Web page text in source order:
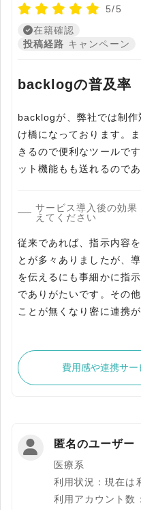
5/5
在籍確認
投稿経路 キャンペーン
backlogの普及率
backlogが、弊社では制作
け橋になっております。
きるので便利なツールで
ット機能もも送れるので
サービス導入後の効
えてください
従来であれば、指示内容
とが多々ありましたが、
を伝えるにも事細かに指
でありがたいです。その
ことが無くなり密に連携
費用感や連携サ
匿名のユーザー
医療系
利用状況：現在は
利用アカウント数